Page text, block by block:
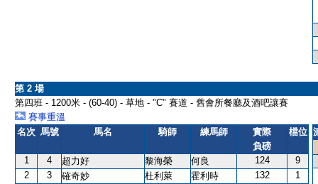
第 2 場
第四班 - 1200米 - (60-40) - 草地 - "C" 賽道 - 舊會所餐廳及酒吧讓賽
賽事重溫
名次 馬號 馬名 騎師 練馬師
實際
負磅
檔位
1 4 超力好 黎海榮 何良 124
9
2
3 確奇妙 杜利萊 霍利時 132
1